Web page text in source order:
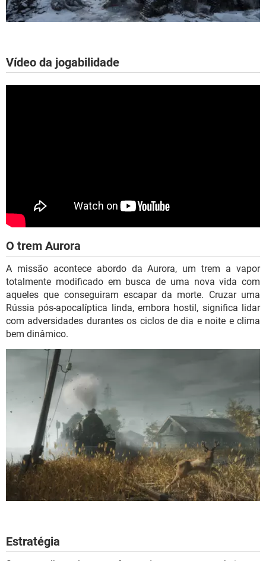
Vídeo da jogabilidade
O trem Aurora
A missão acontece abordo da Aurora, um trem a vapor
totalmente modificado em busca de uma nova vida com
aqueles que conseguiram escapar da morte. Cruzar uma
Rússia pós-apocalíptica linda, embora hostil, significa lidar
com adversidades durantes os ciclos de dia e noite e clima
bem dinâmico.
Estratégia